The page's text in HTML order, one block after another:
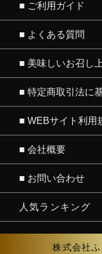
■ ご利用ガイド
■ よくある質問
■ 美味しいお召し
■ 特定商取引法に
■ WEBサイト利用
■ 会社概要
■ お問い合わせ
人気ランキング
株式会社